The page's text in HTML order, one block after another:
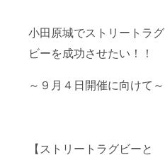
小田原城でストリートラグ
ビーを成功させたい！！
～９月４日開催に向けて～
【ストリートラグビーと